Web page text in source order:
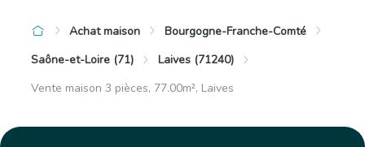
Achat maison
Bourgogne-Franche-Comté
Saône-et-Loire (71)
Laives (71240)
Vente maison 3 pièces, 77.00m², Laives